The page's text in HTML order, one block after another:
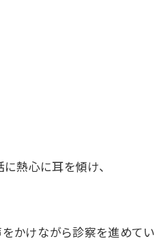
熱心に耳を傾け、
をかけながら診察を進めてい